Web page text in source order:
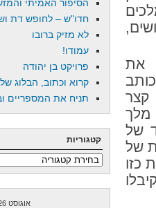
את
קצר
מלך
של
של
כזו
הסיפור האמיתי
חדו"ש – לחופש דת
לא מזיק ברובו
עמודו!
פרויקט בן יהודה
קרוא וכתוב, הבלוג
תניח את המספריים
קטגוריות
קטגוריות
אוגוסט 2026